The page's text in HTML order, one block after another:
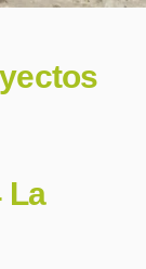
La